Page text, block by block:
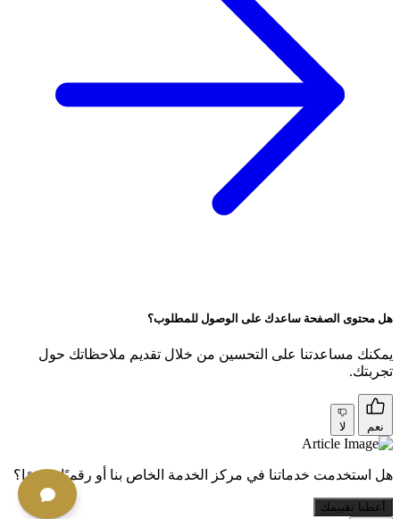
هل محتوى الصفحة ساعدك على الوصول للمطلوب؟
يمكنك مساعدتنا على التحسين من خلال تقديم ملاحظاتك حول
تجربتك.
نعم لا
هل استخدمت خدماتنا في مركز الخدمة الخاص بنا أو رقميًا مؤخرًا؟
أعطنا تقييمك